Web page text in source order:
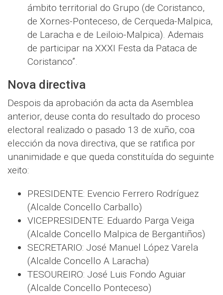
ámbito territorial do Grupo (de Coristanco,
de Xornes-Ponteceso, de Cerqueda-Malpica,
de Laracha e de Leiloio-Malpica). Ademais
de participar na XXXI Festa da Pataca de
Coristanco”.
Nova directiva
Despois da aprobación da acta da Asemblea
anterior, deuse conta do resultado do proceso
electoral realizado o pasado 13 de xuño, coa
elección da nova directiva, que se ratifica por
unanimidade e que queda constituída do seguinte
xeito:
PRESIDENTE: Evencio Ferrero Rodríguez
(Alcalde Concello Carballo)
VICEPRESIDENTE: Eduardo Parga Veiga
(Alcalde Concello Malpica de Bergantiños)
SECRETARIO: José Manuel López Varela
(Alcalde Concello A Laracha)
TESOUREIRO: José Luis Fondo Aguiar
(Alcalde Concello Ponteceso)